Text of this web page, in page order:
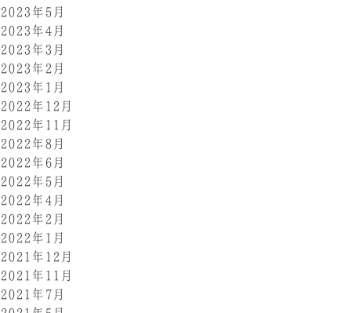
2023年5月
2023年4月
2023年3月
2023年2月
2023年1月
2022年12月
2022年11月
2022年8月
2022年6月
2022年5月
2022年4月
2022年2月
2022年1月
2021年12月
2021年11月
2021年7月